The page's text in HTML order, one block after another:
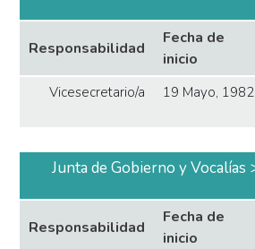
Responsabilidad
Fecha de
inicio
Vicesecretario/a 19 Mayo, 1982
Junta de Gobierno y Vocalías
Responsabilidad
Fecha de
inicio